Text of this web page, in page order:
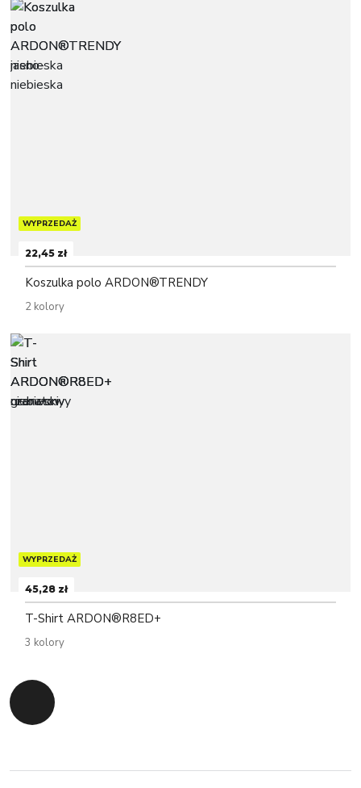
WYPRZEDAŻ
22,45 zł
Koszulka polo ARDON®TRENDY
2 kolory
WYPRZEDAŻ
45,28 zł
T-Shirt ARDON®R8ED+
3 kolory
Powrót do początku